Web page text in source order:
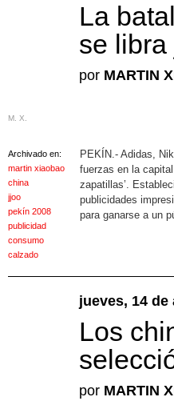
La
se
por MARTIN
M. X.
Archivado en:
martin xiaobao
china
jjoo
pekín 2008
publicidad
consumo
calzado
PEKÍN.- Adidas,
fuerzas en la
zapatillas’.
publicidades
para ganarse a un
jueves, 14 de
Los
por MARTIN